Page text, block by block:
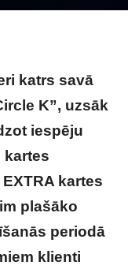
katrs savā
K”, uzsāk
iespēju
kartes
kartes
plašāko
periodā
klienti